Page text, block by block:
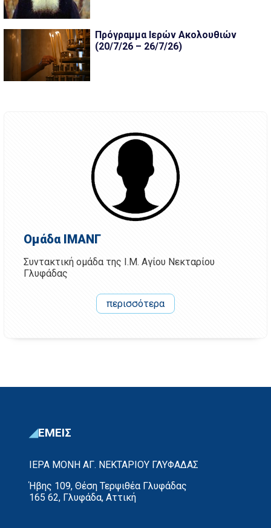
Πρόγραμμα Ιερών Ακολουθιών
(20/7/26 – 26/7/26)
Ομάδα ΙΜΑΝΓ
Συντακτική ομάδα της Ι.Μ. Αγίου Νεκταρίου
Γλυφάδας
περισσότερα
ΕΜΕΙΣ
ΙΕΡΑ ΜΟΝΗ ΑΓ. ΝΕΚΤΑΡΙΟΥ ΓΛΥΦΑΔΑΣ
Ήβης 109, Θέση Τερψιθέα Γλυφάδας
165 62, Γλυφάδα, Αττική